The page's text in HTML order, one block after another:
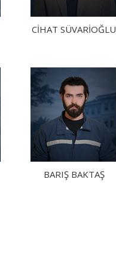
CİHAT SÜVARİOĞLU
BARIŞ BAKTAŞ